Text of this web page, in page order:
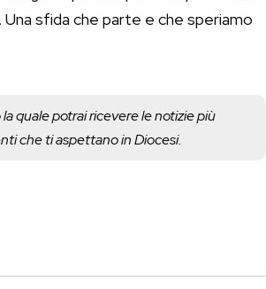
sfida che parte e che speriamo
quale potrai ricevere le notizie più
che ti aspettano in Diocesi.